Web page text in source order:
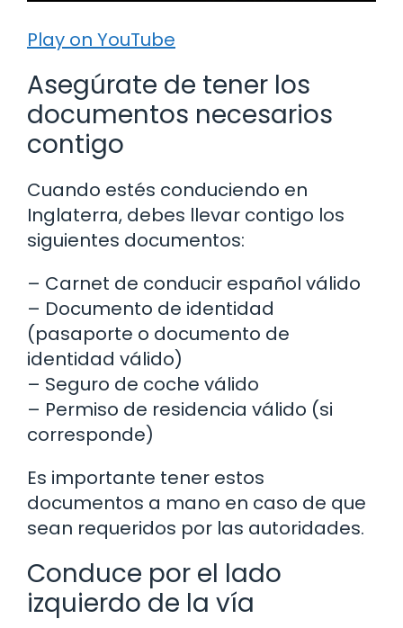
Play on YouTube
Asegúrate de tener los
documentos necesarios
contigo
Cuando estés conduciendo en
Inglaterra, debes llevar contigo los
siguientes documentos:
– Carnet de conducir español válido
– Documento de identidad
(pasaporte o documento de
identidad válido)
– Seguro de coche válido
– Permiso de residencia válido (si
corresponde)
Es importante tener estos
documentos a mano en caso de que
sean requeridos por las autoridades.
Conduce por el lado
izquierdo de la vía